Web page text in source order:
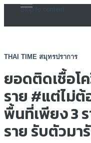
Skip to content
THAI TIME สมุทรปราการ
ยอดติดเชื้อโ
ราย #แต่ไม่ต้
พื้นที่เพียง 3
ราย รับตัวมา